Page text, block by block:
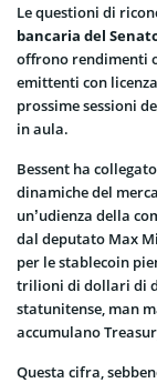
Le questioni di
bancaria del
offrono rendimenti
emittenti con
prossime sessioni
in aula.
Bessent ha
dinamiche del
un’udienza della
dal deputato Max
per le stablecoin
trilioni di dollari di
statunitense, man
accumulano
Questa cifra,